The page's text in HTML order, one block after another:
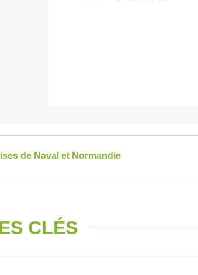
de Naval et Normandie
CLÉS